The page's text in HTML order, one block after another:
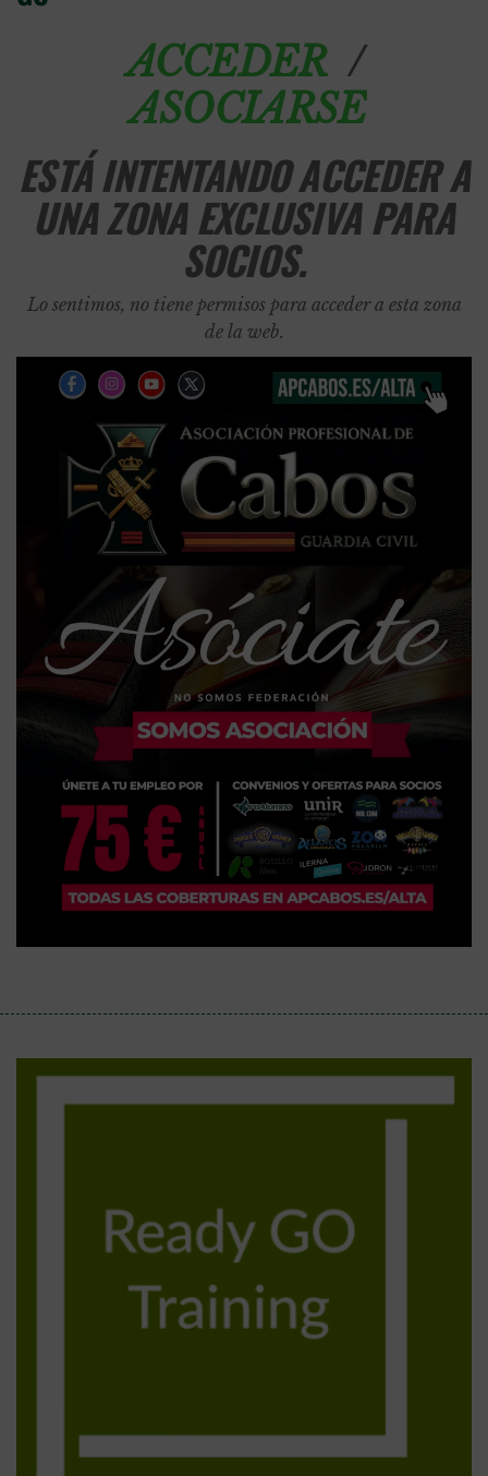
ACCEDER/
ASOCIARSE
ESTÁ INTENTANDO ACCEDER A
UNA ZONA EXCLUSIVA PARA
SOCIOS.
Lo sentimos, no tiene permisos para acceder a esta zona
de la web.